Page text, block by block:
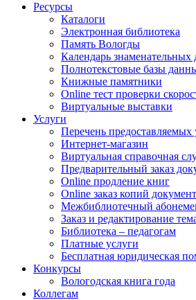
Ресурсы
Каталоги
Электронная библиотека
Память Вологды
Календарь знаменательных
Полнотекстовые базы
Книжные памятники
Online тест проверки
Виртуальные выставки
Услуги
Перечень предоставляемых
Интернет-магазин
Виртуальная справочная
Предварительный заказ
Online продление книг
Online заказ копий
Межбиблиотечный
Заказ и редактирование
Библиотека – педагогам
Платные услуги
Бесплатная юридическая
Конкурсы
Вологодская книга года
Коллегам